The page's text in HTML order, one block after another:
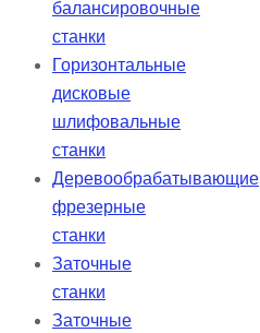
балансировочные
станки
Горизонтальные
дисковые
шлифовальные
станки
Деревообрабатывающие
фрезерные
станки
Заточные
станки
Заточные